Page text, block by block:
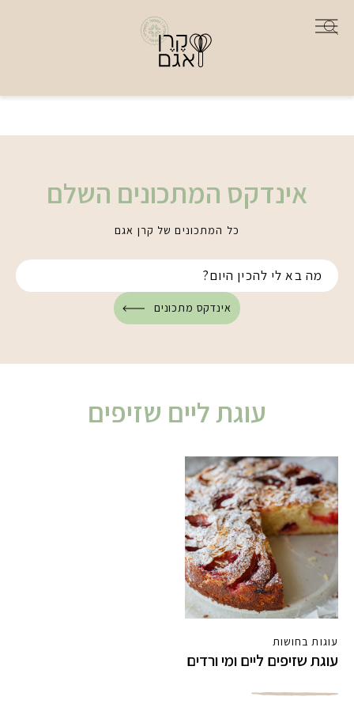
אינדקס המתכונים השלם
כל המתכונים של קרן אגם
אינדקס מתכונים
עוגת ליים שזיפים
עוגות בחושות
עוגת שזיפים ליים ומי ורדים